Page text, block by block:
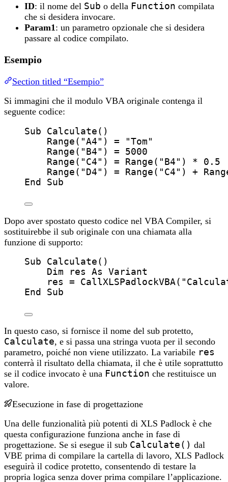
ID: il nome del Sub o della Function compilata
che si desidera invocare.
Param1 : un parametro opzionale che si desidera
passare al codice compilato.
Esempio
Section titled “Esempio”
Si immagini che il modulo VBA originale contenga il
seguente codice:
Sub
Calculate ()
Range ( "A4 " ) = "Tom "
Range ( " B4 " ) =
5000
Range ( " C4 " ) = Range ( " B4 " ) *
0.5
Range ( " D4 " ) = Range ( " C4 " ) +
End Sub
Dopo aver spostato questo codice nel VBA Compiler, si
sostituirebbe il sub originale con una chiamata alla
funzione di supporto:
Sub
Calculate ()
Dim res As
Variant
res
= CallXLSPadlockVBA( "
End Sub
In questo caso, si fornisce il nome del sub protetto,
Calculate, e si passa una stringa vuota per il secondo
parametro, poiché non viene utilizzato. La variabile res
conterrà il risultato della chiamata, il che è utile soprattutto
se il codice invocato è una Function che restituisce un
valore.
Esecuzione in fase di progettazione
Una delle funzionalità più potenti di XLS Padlock è che
questa configurazione funziona anche in fase di
progettazione. Se si esegue il sub Calculate() dal
VBE prima di compilare la cartella di lavoro, XLS Padlock
eseguirà il codice protetto, consentendo di testare la
propria logica senza dover prima compilare l’applicazione.